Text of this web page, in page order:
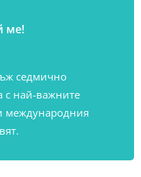
седмично
с най-важните
международния